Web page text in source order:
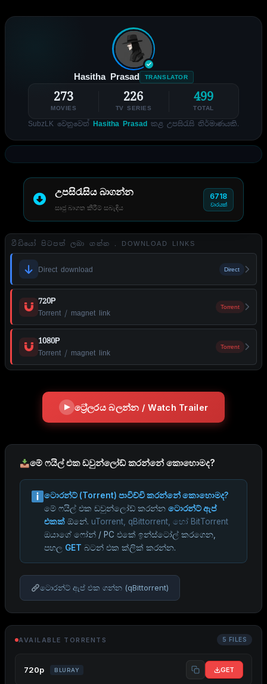
Hasitha Prasad TRANSLATOR
273
MOVIES
226
TV SERIES
499
TOTAL
SubzLK වෙනුවෙන් Hasitha Prasad කළ උපසිරැසි නිර්මාණයකි.
උපසිරැසිය බාගන්න
සෘජු බාගත කිරීම් සබැඳිය
6718
වාරයක්
වීඩියෝ පිටපත් ලබා ගන්න . DOWNLOAD LINKS
Direct download Direct
720P
Torrent / magnet link
Torrent
1080P
Torrent / magnet link
Torrent
ට්‍රේලරය බලන්න / Watch Trailer
මේ ෆයිල් එක ඩවුන්ලෝඩ් කරන්නේ කොහොමද?
ටොරන්ට් (Torrent) පාවිච්චි කරන්නේ කොහොමද?
මේ ෆයිල් එක ඩවුන්ලෝඩ් කරන්නටොරන්ට් ඇප්
එකක් ඕනේ. uTorrent, qBittorrent, හෝ BitTorrent
ඔයාගේ ෆෝන් / PC එකේ ඉන්ස්ටෝල් කරගෙන,
පහල GET බටන් එක ක්ලික් කරන්න.
ටොරන්ට් ඇප් එක ගන්න (qBittorrent)
AVAILABLE TORRENTS 5 FILES
720p BLURAY GET